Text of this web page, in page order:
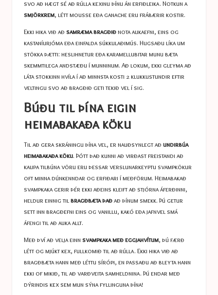
svo að hægt sé að rúlla kexinu þínu án erfiðleika. Notkun a
smjörkrem, létt mousse eða ganache eru frábærir kostir.
Ekki hika við að samræma bragðiðnota aukaefni, eins og
kastaníurjóma eða einfalda súkkulaðimús. Hugsaðu líka um
stökka þætti: heslihnetur eða karamellubitar munu bæta
skemmtilega andstæðu í munninum. Að lokum, ekki gleyma að
láta stokkinn hvíla í að minnsta kosti 2 klukkustundir eftir
veltingu svo að bragðið geti tekið vel í sig.
Búðu til þína eigin
heimabakaða köku
Til að gera skráningu þína vel, er nauðsynlegt að undirbúa
heimabakaða köku. Þótt það kunni að virðast freistandi að
kaupa tilbúna vöru eru þessar verslunarkeyptu svampkökur
oft minna dúnkenndar og erfiðari í meðförum. Heimabakað
svampkaka gerir þér ekki aðeins kleift að stjórna áferðinni,
heldur einnig til bragðbæta þaðað þínum smekk. Þú getur
sett inn bragðefni eins og vanillu, kakó eða jafnvel smá
áfengi til að auka allt.
Með því að velja einn svampkaka með eggjahvítum, þú færð
létt og mjúkt kex, fullkomið til að rúlla. Ekki hika við að
bragðbæta hann með léttu sírópi, en passaðu að bleyta hann
ekki of mikið, til að varðveita samheldnina. Þú endar með
dýrindis kex sem mun sýna fyllinguna þína!